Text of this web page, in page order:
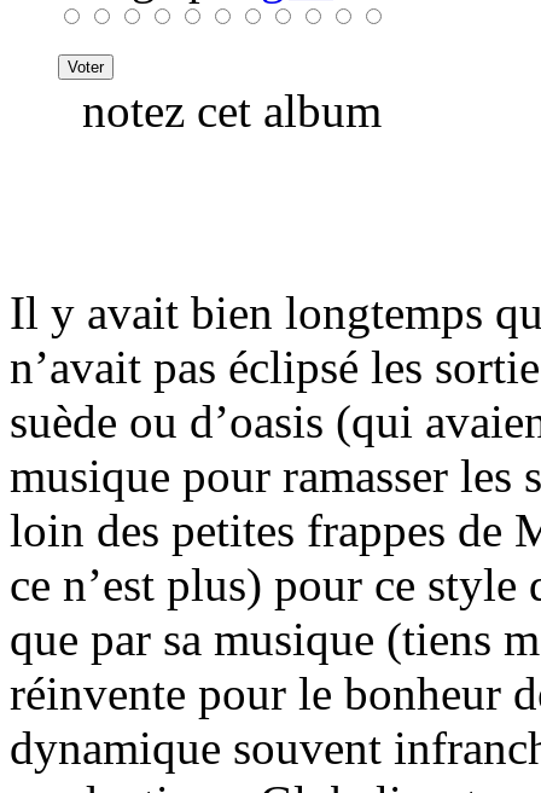
notez cet album
Il y avait bien longtemps
n’avait pas éclipsé les
suède ou d’oasis (qui
musique pour ramasser les
loin des petites frappes de
ce n’est plus) pour ce
que par sa musique (tiens
réinvente pour le bonheur
dynamique souvent